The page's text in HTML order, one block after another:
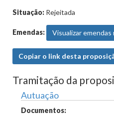
Situação: Rejeitada
Emendas: Visualizar emendas
Copiar o link desta
Tramitação da
Autuação
Documentos: